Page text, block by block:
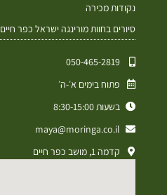
נקודות מכירה
סיורים בחוות מורינגה ישראל כפר חיים
050-465-2819⁩
פתוח בימים א׳-ה׳
בשעות 8:30-15:00
maya@moringa.co.il
קדמה 1, מושב כפר חיים